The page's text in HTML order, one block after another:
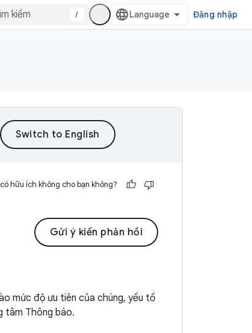
/ Đăng nhập
hữu ích không cho bạn không?
Gửi ý kiến phản hồi
mức độ ưu tiên của chúng, yếu tố
tâm Thông báo.